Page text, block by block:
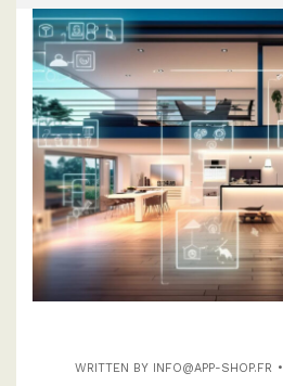
WRITTEN BY INFO@APP-SHOP.FR